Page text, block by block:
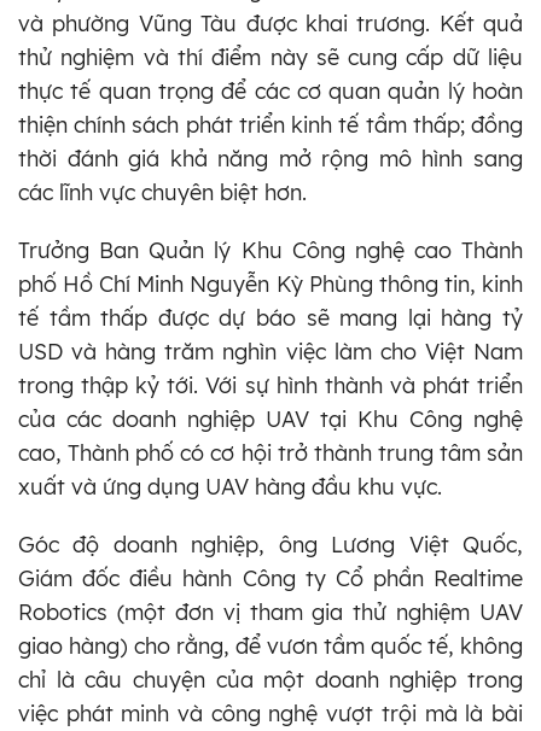
và phường Vũng Tàu được khai trương. Kết quả
thử nghiệm và thí điểm này sẽ cung cấp dữ liệu
thực tế quan trọng để các cơ quan quản lý hoàn
thiện chính sách phát triển kinh tế tầm thấp; đồng
thời đánh giá khả năng mở rộng mô hình sang
các lĩnh vực chuyên biệt hơn.
Trưởng Ban Quản lý Khu Công nghệ cao Thành
phố Hồ Chí Minh Nguyễn Kỳ Phùng thông tin, kinh
tế tầm thấp được dự báo sẽ mang lại hàng tỷ
USD và hàng trăm nghìn việc làm cho Việt Nam
trong thập kỷ tới. Với sự hình thành và phát triển
của các doanh nghiệp UAV tại Khu Công nghệ
cao, Thành phố có cơ hội trở thành trung tâm sản
xuất và ứng dụng UAV hàng đầu khu vực.
Góc độ doanh nghiệp, ông Lương Việt Quốc,
Giám đốc điều hành Công ty Cổ phần Realtime
Robotics (một đơn vị tham gia thử nghiệm UAV
giao hàng) cho rằng, để vươn tầm quốc tế, không
chỉ là câu chuyện của một doanh nghiệp trong
việc phát minh và công nghệ vượt trội mà là bài